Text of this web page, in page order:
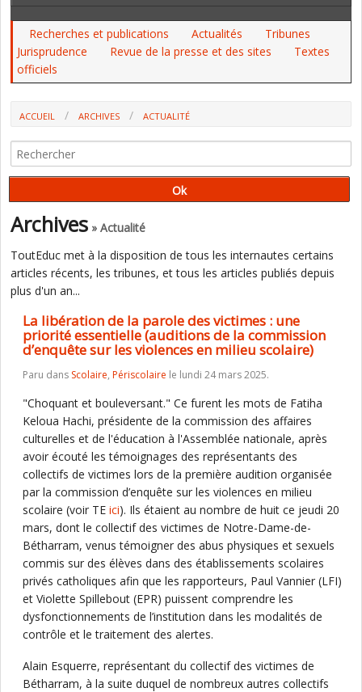
Recherches et publications Actualités
Tribunes
Jurisprudence
Revue de la presse et des sites
Textes
officiels
ACCUEIL ARCHIVES
ACTUALITÉ
ESSENTIELLE (AUDITIONS DE LA COMMISSION D’ENQUÊTE SUR LES
VIOLENCES EN MILIEU SCOLAIRE)
Archives » Actualité
ToutEduc met à la disposition de tous les internautes certains
articles récents, les tribunes, et tous les articles publiés depuis
plus d'un an...
La libération de la parole des victimes : une
priorité essentielle (auditions de la commission
d’enquête sur les violences en milieu scolaire)
Paru dans Scolaire, Périscolaire le lundi 24 mars 2025.
"Choquant et bouleversant." Ce furent les mots de Fatiha
Keloua Hachi, présidente de la commission des affaires
culturelles et de l'éducation à l'Assemblée nationale, après
avoir écouté les témoignages des représentants des
collectifs de victimes lors de la première audition organisée
par la commission d’enquête sur les violences en milieu
scolaire (voir TE ici). Ils étaient au nombre de huit ce jeudi 20
mars, dont le collectif des victimes de Notre-Dame-de-
Bétharram, venus témoigner des abus physiques et sexuels
commis sur des élèves dans des établissements scolaires
privés catholiques afin que les rapporteurs, Paul Vannier (LFI)
et Violette Spillebout (EPR) puissent comprendre les
dysfonctionnements de l’institution dans les modalités de
contrôle et le traitement des alertes.
Alain Esquerre, représentant du collectif des victimes de
Bétharram, à la suite duquel de nombreux autres collectifs